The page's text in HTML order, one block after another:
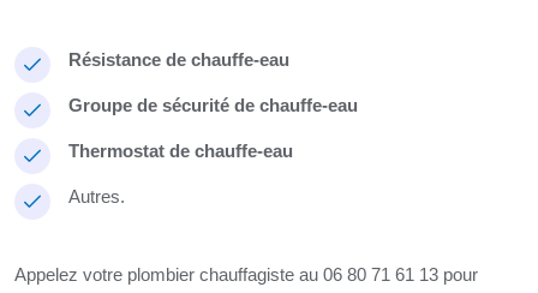
Résistance de chauffe-eau
Groupe de sécurité de chauffe-eau
Thermostat de chauffe-eau
Autres.
Appelez votre plombier chauffagiste au 06 80 71 61 13 pour